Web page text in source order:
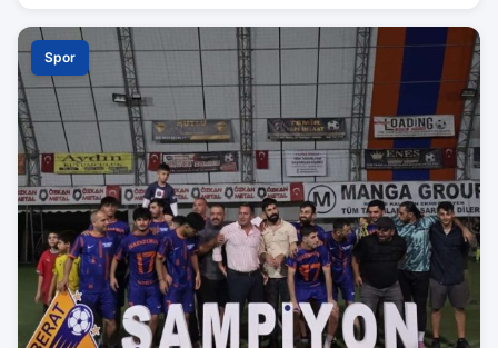
Spor